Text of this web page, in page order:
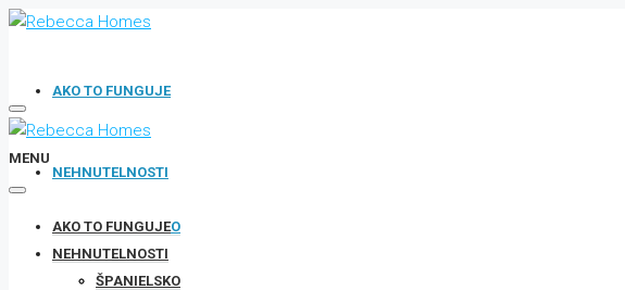
AKO TO FUNGUJE
NEHNUTELNOSTI
ŠPANIELSKO
DUBAJ
THAJSKO
MENU
AKO TO FUNGUJE
NEHNUTELNOSTI
ŠPANIELSKO